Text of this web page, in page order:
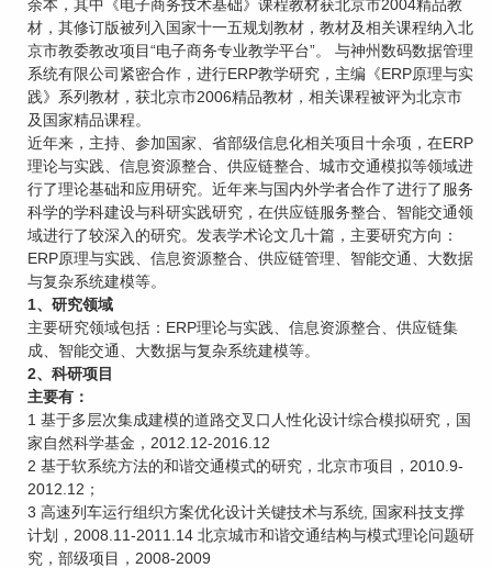
余本，其中《电子商务技术基础》课程教材获北京市2004精品教
材，其修订版被列入国家十一五规划教材，教材及相关课程纳入北
京市教委教改项目“电子商务专业教学平台”。 与神州数码数据管理
系统有限公司紧密合作，进行ERP教学研究，主编《ERP原理与实
践》系列教材，获北京市2006精品教材，相关课程被评为北京市
及国家精品课程。
近年来，主持、参加国家、省部级信息化相关项目十余项，在ERP
理论与实践、信息资源整合、供应链整合、城市交通模拟等领域进
行了理论基础和应用研究。近年来与国内外学者合作了进行了服务
科学的学科建设与科研实践研究，在供应链服务整合、智能交通领
域进行了较深入的研究。发表学术论文几十篇，主要研究方向：
ERP原理与实践、信息资源整合、供应链管理、智能交通、大数据
与复杂系统建模等。
1、研究领域
主要研究领域包括：ERP理论与实践、信息资源整合、供应链集
成、智能交通、大数据与复杂系统建模等。
2、科研项目
主要有：
1 基于多层次集成建模的道路交叉口人性化设计综合模拟研究，国
家自然科学基金，2012.12-2016.12
2 基于软系统方法的和谐交通模式的研究，北京市项目，2010.9-
2012.12；
3 高速列车运行组织方案优化设计关键技术与系统, 国家科技支撑
计划，2008.11-2011.14 北京城市和谐交通结构与模式理论问题研
究，部级项目，2008-2009